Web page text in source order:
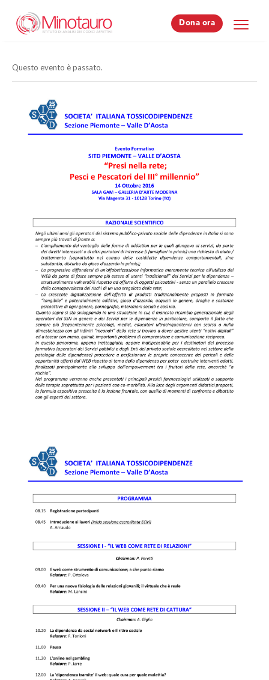
Dona ora
Dona ora
Questo evento è passato.